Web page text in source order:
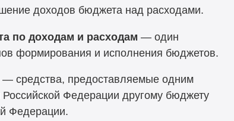
доходов бюджета над расходами.
по доходам и расходам — один
формирования и исполнения бюджетов.
— средства, предоставляемые одним
Федерации другому бюджету
Федерации.